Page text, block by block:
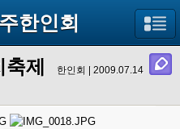
한인회
축제
한인회 | 2009.07.14